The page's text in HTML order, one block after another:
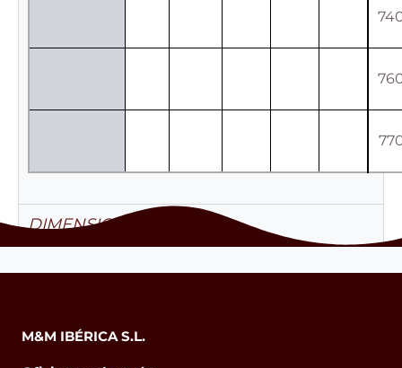
DIMENSIONS I PESOS
M&M IBÉRICA S.L.